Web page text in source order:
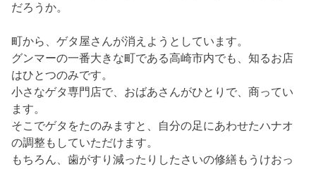
だろうか。
町から、ゲタ屋さんが消えようとしています。
グンマーの一番大きな町である高崎市内でも、知るお店
はひとつのみです。
小さなゲタ専門店で、おばあさんがひとりで、商ってい
ます。
そこでゲタをたのみますと、自分の足にあわせたハナオ
の調整もしていただけます。
もちろん、歯がすり減ったりしたさいの修繕もうけおっ